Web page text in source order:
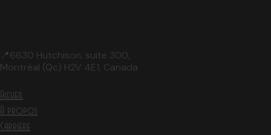
📍6630 Hutchison, suite 300,
Montréal (Qc) H2V 4E1, Canada
Accueil
À propos
Carrière